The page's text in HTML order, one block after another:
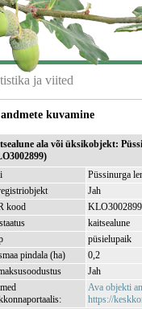
ja viited
kuvamine
ala või üksikobjekt:
Püssinurga
Jah
kood
KLO3002899
kaitsealune
püsielupaik
pindala (ha)
0,2
Jah
Ava objekti
https://